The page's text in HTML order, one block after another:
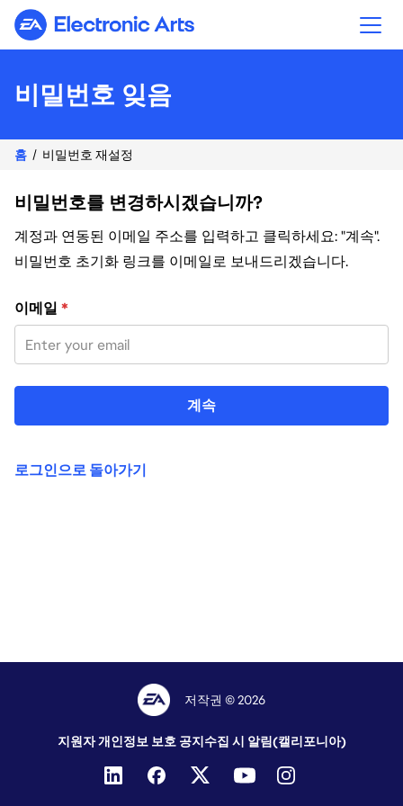
Electronic Arts
비밀번호 잊음
홈 비밀번호 재설정
비밀번호를 변경하시겠습니까?
계정과 연동된 이메일 주소를 입력하고 클릭하세요: "계속".
비밀번호 초기화 링크를 이메일로 보내드리겠습니다.
이메일 주소로 비밀번호 재설정
이메일 *
계속
로그인으로 돌아가기
저작권 © 2026
지원자 개인정보 보호 공지수집 시 알림(캘리포니아)